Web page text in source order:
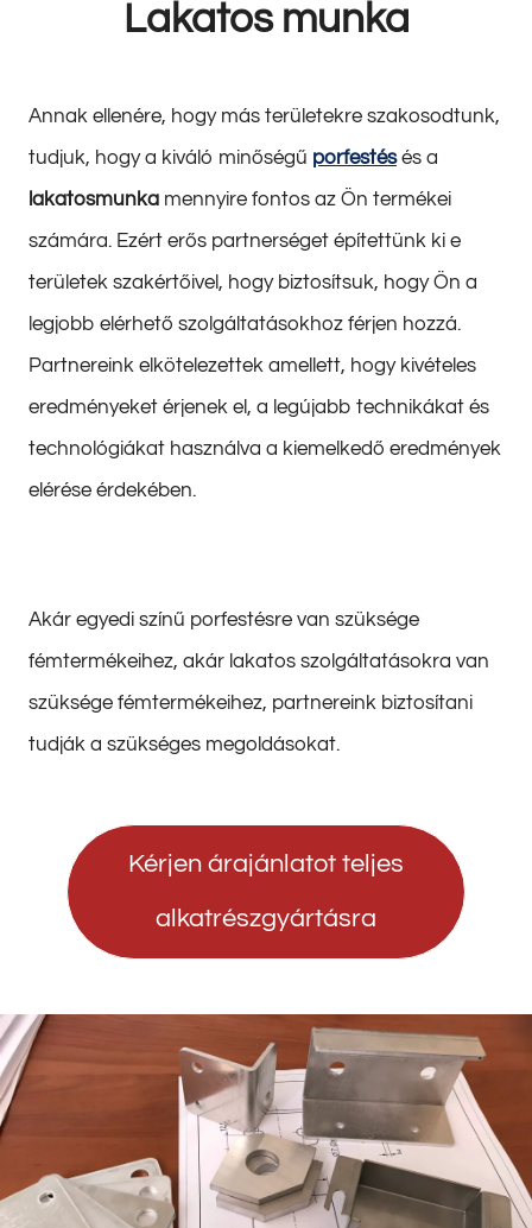
Lakatos munka
Annak ellenére, hogy más területekre szakosodtunk,
tudjuk, hogy a kiváló minőségű porfestésés a
lakatosmunka mennyire fontos az Ön termékei
számára. Ezért erős partnerséget építettünk ki e
területek szakértőivel, hogy biztosítsuk, hogy Ön a
legjobb elérhető szolgáltatásokhoz férjen hozzá.
Partnereink elkötelezettek amellett, hogy kivételes
eredményeket érjenek el, a legújabb technikákat és
technológiákat használva a kiemelkedő eredmények
elérése érdekében.
Akár egyedi színű porfestésre van szüksége
fémtermékeihez, akár lakatos szolgáltatásokra van
szüksége fémtermékeihez, partnereink biztosítani
tudják a szükséges megoldásokat.
Kérjen árajánlatot teljes
alkatrészgyártásra